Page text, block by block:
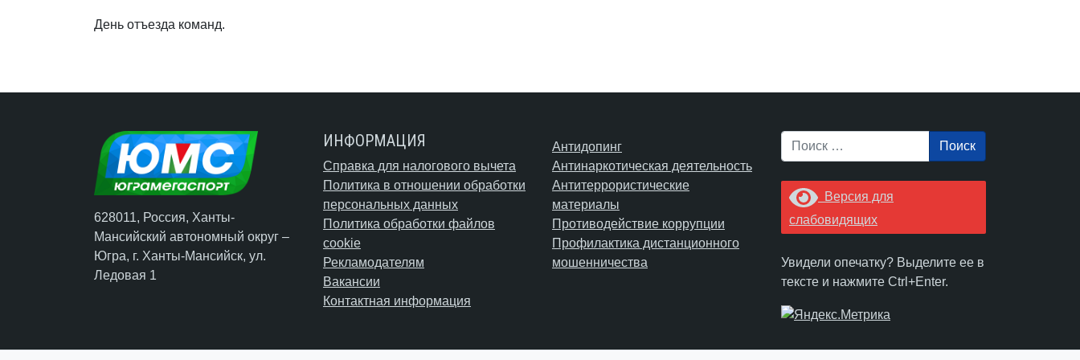
День отъезда команд.
628011, Россия, Ханты-
Мансийский автономный округ –
Югра, г. Ханты-Мансийск, ул.
Ледовая 1
ИНФОРМАЦИЯ
Справка для налогового вычета
Политика в отношении обработки
персональных данных
Политика обработки файлов
cookie
Рекламодателям
Вакансии
Контактная информация
Антидопинг
Антинаркотическая деятельность
Антитеррористические
материалы
Противодействие коррупции
Профилактика дистанционного
мошенничества
Поиск
Версия для
слабовидящих
Увидели опечатку? Выделите ее в
тексте и нажмите Ctrl+Enter.